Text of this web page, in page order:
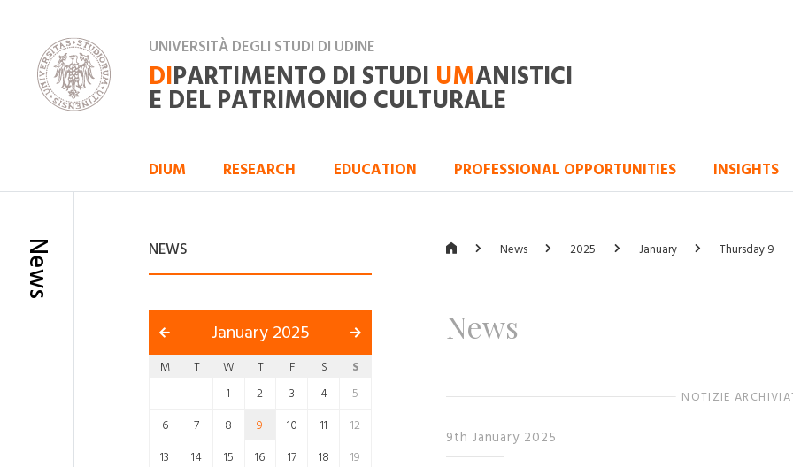
UNIVERSITÀ DEGLI STUDI DI UDINE
DIPARTIMENTO DI STUDI UMANISTICI
E DEL PATRIMONIO CULTURALE
DIUM RESEARCH EDUCATION PROFESSIONAL OPPORTUNITIES INSIGHTS
News NEWS
January 2025
M T W T F S
S
1
2 3 4
5
6
7 8 9 10 11
12
13
14 15 16 17 18
19
News 2025 January Thursday 9
News
NOTIZIE
9th January 2025